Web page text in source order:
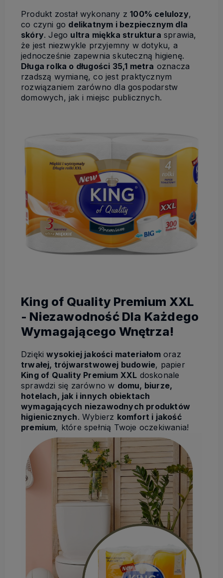
Produkt został wykonany z100% celulozy,
co czyni go delikatnym i bezpiecznym dla
skóry. Jego ultra miękka struktura sprawia,
że jest niezwykle przyjemny w dotyku, a
jednocześnie zapewnia skuteczną higienę.
Długa rolka o długości 35,1 metra oznacza
rzadszą wymianę, co jest praktycznym
rozwiązaniem zarówno dla gospodarstw
domowych, jak i miejsc publicznych.
King of Quality Premium XXL
- Niezawodność Dla Każdego
Wymagającego Wnętrza!
Dziękiwysokiej jakości materiałomoraz
trwałej, trójwarstwowej budowie, papier
King of Quality Premium XXL doskonale
sprawdzi się zarówno w domu, biurze,
hotelach, jak i innych obiektach
wymagających niezawodnych produktów
higienicznych. Wybierz komfort i jakość
premium, które spełnią Twoje oczekiwania!